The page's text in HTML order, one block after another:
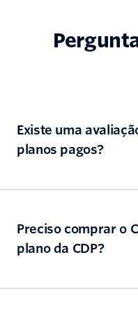
Existe uma
planos pagos?
Preciso comprar o
plano da CDP?